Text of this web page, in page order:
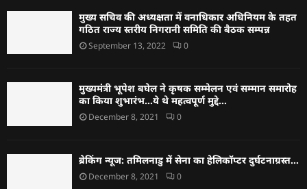
मुख्य सचिव की अध्यक्षता में वनाधिकार अधिनियम के तहत
गठित राज्य स्तरीय निगरानी समिति की बैठक सम्पन्न
September 13, 2022 0
मुख्यमंत्री भूपेश बघेल ने कृषक सम्मेलन एवं सम्मान समारोह
का किया शुभारंभ…ये थे महत्वपूर्ण मुद्दे…
December 8, 2021 0
ब्रेकिंग न्यूज: तमिलनाडु में सेना का हेलिकॉप्टर दुर्घटनाग्रस्त…
December 8, 2021 0